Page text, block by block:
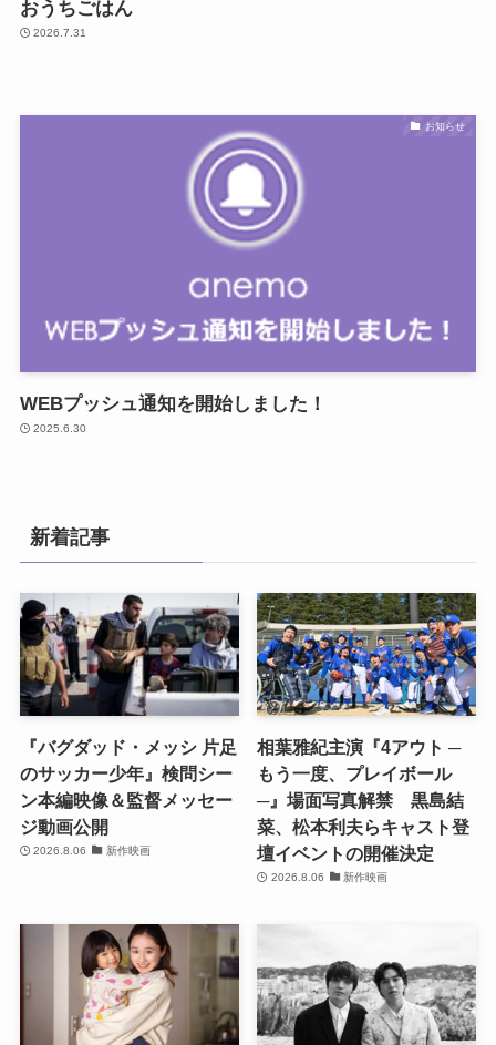
おうちごはん
2026.7.31
お知らせ
WEBプッシュ通知を開始しました！
2025.6.30
新着記事
『バグダッド・メッシ 片足
のサッカー少年』検問シー
ン本編映像＆監督メッセー
ジ動画公開
2026.8.06 新作映画
相葉雅紀主演『4アウト ─
もう一度、プレイボール
─』場面写真解禁 黒島結
菜、松本利夫らキャスト登
壇イベントの開催決定
2026.8.06 新作映画